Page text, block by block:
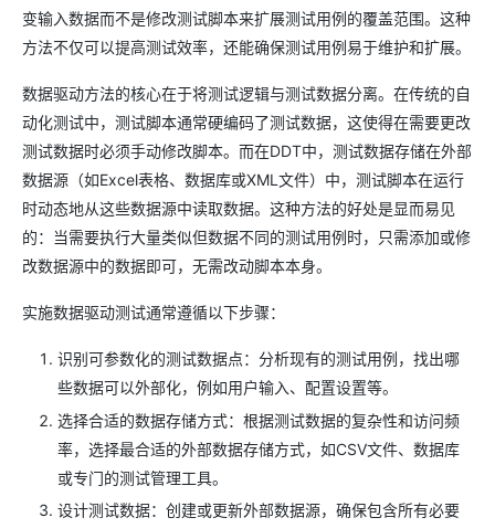
变输入数据而不是修改测试脚本来扩展测试用例的覆盖范围。这种
方法不仅可以提高测试效率，还能确保测试用例易于维护和扩展。
数据驱动方法的核心在于将测试逻辑与测试数据分离。在传统的自
动化测试中，测试脚本通常硬编码了测试数据，这使得在需要更改
测试数据时必须手动修改脚本。而在DDT中，测试数据存储在外部
数据源（如Excel表格、数据库或XML文件）中，测试脚本在运行
时动态地从这些数据源中读取数据。这种方法的好处是显而易见
的：当需要执行大量类似但数据不同的测试用例时，只需添加或修
改数据源中的数据即可，无需改动脚本本身。
实施数据驱动测试通常遵循以下步骤：
识别可参数化的测试数据点：分析现有的测试用例，找出哪
些数据可以外部化，例如用户输入、配置设置等。
选择合适的数据存储方式：根据测试数据的复杂性和访问频
率，选择最合适的外部数据存储方式，如CSV文件、数据库
或专门的测试管理工具。
设计测试数据：创建或更新外部数据源，确保包含所有必要